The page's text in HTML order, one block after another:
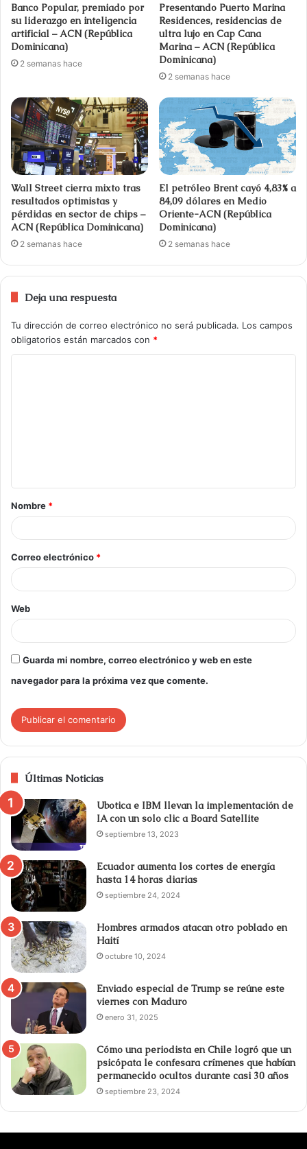
Banco Popular, premiado por
su liderazgo en inteligencia
artificial – ACN (República
Dominicana)
2 semanas hace
Presentando Puerto Marina
Residences, residencias de
ultra lujo en Cap Cana
Marina – ACN (República
Dominicana)
2 semanas hace
Wall Street cierra mixto tras
resultados optimistas y
pérdidas en sector de chips –
ACN (República Dominicana)
2 semanas hace
El petróleo Brent cayó 4,83% a
84,09 dólares en Medio
Oriente-ACN (República
Dominicana)
2 semanas hace
Deja una respuesta
Tu dirección de correo electrónico no será publicada. Los campos
obligatorios están marcados con *
Nombre *
Correo electrónico *
Web
Guarda mi nombre, correo electrónico y web en este
navegador para la próxima vez que comente.
Últimas Noticias
Ubotica e IBM llevan la implementación de
IA con un solo clic a Board Satellite
septiembre 13, 2023
Ecuador aumenta los cortes de energía
hasta 14 horas diarias
septiembre 24, 2024
Hombres armados atacan otro poblado en
Haití
octubre 10, 2024
Enviado especial de Trump se reúne este
viernes con Maduro
enero 31, 2025
Cómo una periodista en Chile logró que un
psicópata le confesara crímenes que habían
permanecido ocultos durante casi 30 años
septiembre 23, 2024